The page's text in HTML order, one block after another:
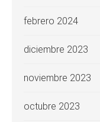
febrero 2024
diciembre 2023
noviembre 2023
octubre 2023